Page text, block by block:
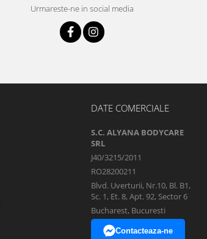
Urmareste-ne in social media
DATE COMERCIALE
S.C. ALYANA BODYCARE
SRL
J40/3215/2011
RO28200211
Blvd. Uverturii, Nr.10, Bl. B1,
Sc. 1, Et. 8, Apt. 92, Sector 6
Bucharest, Bucuresti
Contacteaza-ne